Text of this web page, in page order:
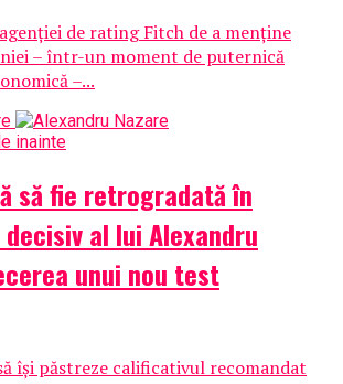
de rating Fitch de a menține
– într-un moment de puternică
–...
inainte
să fie retrogradată în
decisiv al lui Alexandru
unui nou test
își păstreze calificativul recomandat